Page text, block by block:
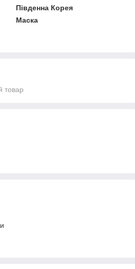
Південна Корея
Маска
товар